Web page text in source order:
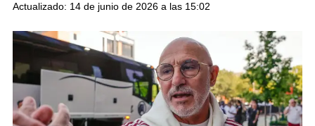
Actualizado: 14 de junio de 2026 a las 15:02